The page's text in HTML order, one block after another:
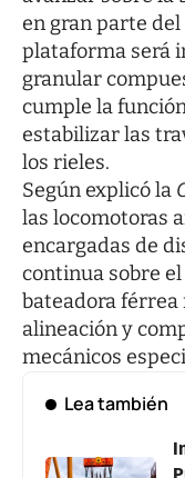
en gran parte
plataforma será
granular
cumple la
estabilizar las
los rieles.
Según explicó la
las locomotoras
encargadas de
continua sobre
bateadora férrea
alineación y
mecánicos
Lea también